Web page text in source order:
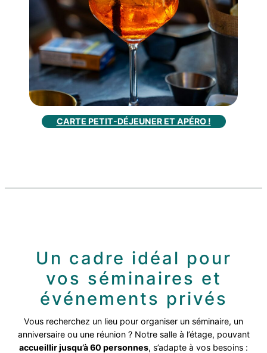
CARTE PETIT-DÉJEUNER ET APÉRO !
Un cadre idéal pour
vos séminaires et
événements privés
Vous recherchez un lieu pour organiser un séminaire, un
anniversaire ou une réunion ? Notre salle à l’étage, pouvant
accueillir jusqu’à 60 personnes, s’adapte à vos besoins :